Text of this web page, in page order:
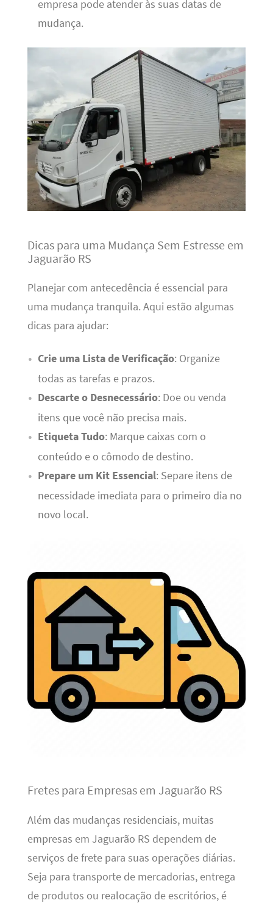
empresa pode atender às suas datas de
mudança.
Dicas para uma Mudança Sem Estresse em
Jaguarão RS
Planejar com antecedência é essencial para
uma mudança tranquila. Aqui estão algumas
dicas para ajudar:
Crie uma Lista de Verificação: Organize
todas as tarefas e prazos.
Descarte o Desnecessário: Doe ou venda
itens que você não precisa mais.
Etiqueta Tudo: Marque caixas com o
conteúdo e o cômodo de destino.
Prepare um Kit Essencial: Separe itens de
necessidade imediata para o primeiro dia no
novo local.
Fretes para Empresas em Jaguarão RS
Além das mudanças residenciais, muitas
empresas em Jaguarão RS dependem de
serviços de frete para suas operações diárias.
Seja para transporte de mercadorias, entrega
de produtos ou realocação de escritórios, é